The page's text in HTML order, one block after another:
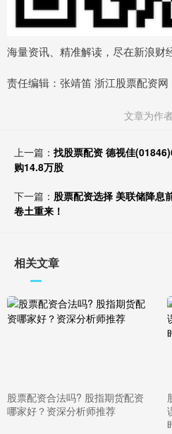
海量资讯、精准解读，尽在新浪财
责任编辑：张靖笛 浙江股票配资网
文章为作
上一篇： 找股票配资 德视佳
购14.8万股
下一篇： 股票配资选择 美联储降息
卷土重来！
相关文章
股票配资合法吗? 股指期货配资
哪家好？资深分析师推荐